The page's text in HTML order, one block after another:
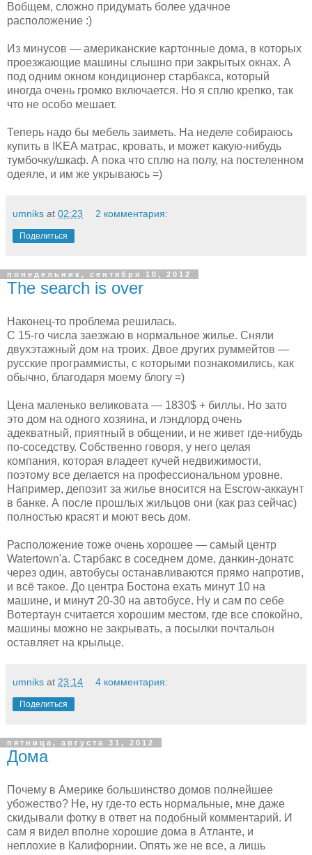
Вобщем, сложно придумать более удачное
расположение :)
Из минусов — американские картонные дома, в которых
проезжающие машины слышно при закрытых окнах. А
под одним окном кондиционер старбакса, который
иногда очень громко включается. Но я сплю крепко, так
что не особо мешает.
Теперь надо бы мебель заиметь. На неделе собираюсь
купить в IKEA матрас, кровать, и может какую-нибудь
тумбочку/шкаф. А пока что сплю на полу, на постеленном
одеяле, и им же укрываюсь =)
umniks at 02:23 2 комментария:
Поделиться
понедельник, сентября 10, 2012
The search is over
Наконец-то проблема решилась.
С 15-го числа заезжаю в нормальное жилье. Сняли
двухэтажный дом на троих. Двое других руммейтов —
русские программисты, с которыми познакомились, как
обычно, благодаря моему блогу =)
Цена маленько великовата — 1830$ + биллы. Но зато
это дом на одного хозяина, и лэндлорд очень
адекватный, приятный в общении, и не живет где-нибудь
по-соседству. Собственно говоря, у него целая
компания, которая владеет кучей недвижимости,
поэтому все делается на профессиональном уровне.
Например, депозит за жилье вносится на Escrow-аккаунт
в банке. А после прошлых жильцов они (как раз сейчас)
полностью красят и моют весь дом.
Расположение тоже очень хорошее — самый центр
Watertown'а. Старбакс в соседнем доме, данкин-донатс
через один, автобусы останавливаются прямо напротив,
и всё такое. До центра Бостона ехать минут 10 на
машине, и минут 20-30 на автобусе. Ну и сам по себе
Вотертаун считается хорошим местом, где все спокойно,
машины можно не закрывать, а посылки почтальон
оставляет на крыльце.
umniks at 23:14 4 комментария:
Поделиться
пятница, августа 31, 2012
Дома
Почему в Америке большинство домов полнейшее
убожество? Не, ну где-то есть нормальные, мне даже
скидывали фотку в ответ на подобный комментарий. И
сам я видел вполне хорошие дома в Атланте, и
неплохие в Калифорнии. Опять же не все, а лишь